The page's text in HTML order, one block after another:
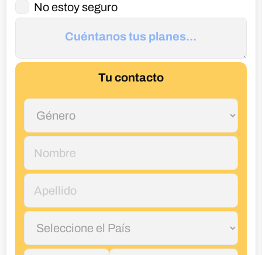
No estoy seguro
Tu contacto